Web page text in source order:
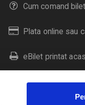
Cum comand
Plata online sau
eBilet printat
Livrare prin curier